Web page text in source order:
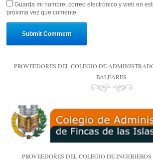
Guarda mi nombre, correo electrónico y web en
próxima vez que comente.
PROVEEDORES DEL COLEGIO DE
BALEARES
PROVEEDORES DEL COLEGIO DE